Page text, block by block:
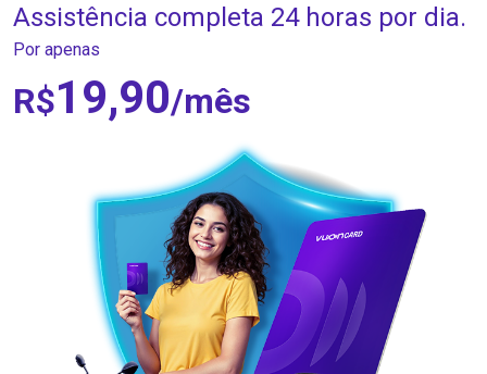
Assistência completa 24 horas por dia.
Por apenas
R$19,90/mês